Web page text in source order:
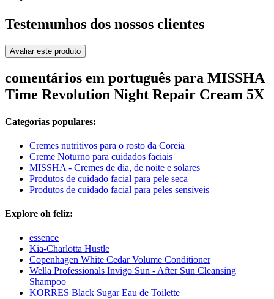
Testemunhos dos nossos clientes
Avaliar este produto
comentários em português para MISSHA
Time Revolution Night Repair Cream 5X
Categorias populares:
Cremes nutritivos para o rosto da Coreia
Creme Noturno para cuidados faciais
MISSHA - Cremes de dia, de noite e solares
Produtos de cuidado facial para pele seca
Produtos de cuidado facial para peles sensíveis
Explore oh feliz:
essence
Kia-Charlotta Hustle
Copenhagen White Cedar Volume Conditioner
Wella Professionals Invigo Sun - After Sun Cleansing
Shampoo
KORRES Black Sugar Eau de Toilette